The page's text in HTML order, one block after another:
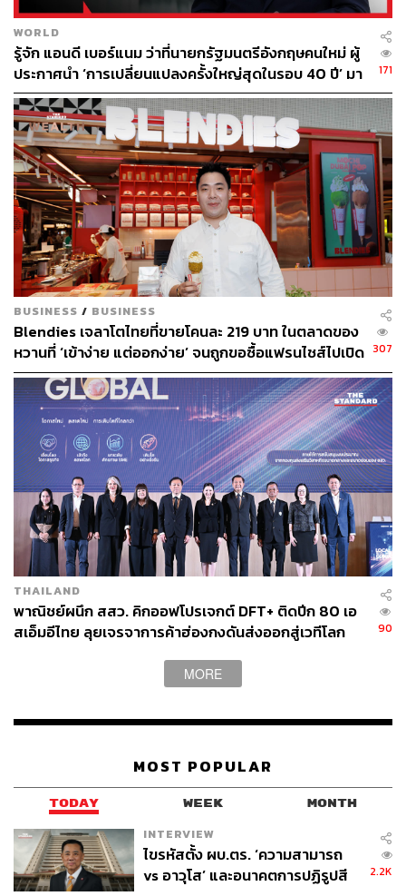
WORLD
รู้จัก แอนดี เบอร์แนม ว่าที่นายกรัฐมนตรีอังกฤษคนใหม่ ผู้
ประกาศนำ ‘การเปลี่ยนแปลงครั้งใหญ่สุดในรอบ 40 ปี’ มา
สู่การเมืองอังกฤษ
171
BUSINESS / BUSINESS
Blendies เจลาโตไทยที่ขายโคนละ 219 บาท ในตลาดของ
หวานที่ ‘เข้าง่าย แต่ออกง่าย’ จนถูกขอซื้อแฟรนไชส์ไปเปิด
ฮ่องกง
307
THAILAND
พาณิชย์ผนึก สสว. คิกออฟโปรเจกต์ DFT+ ติดปีก 80 เอ
สเอ็มอีไทย ลุยเจรจาการค้าฮ่องกงดันส่งออกสู่เวทีโลก
90
MORE
MOST POPULAR
TODAY WEEK MONTH
INTERVIEW
ไขรหัสตั้ง ผบ.ตร. ‘ความสามารถ
vs อาวุโส’ และอนาคตการปฏิรูปสี
2.2K